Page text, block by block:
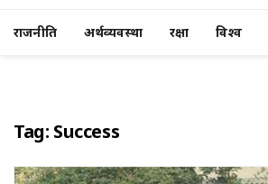
राजनीति अर्थव्यवस्था रक्षा विश्व
Tag: Success